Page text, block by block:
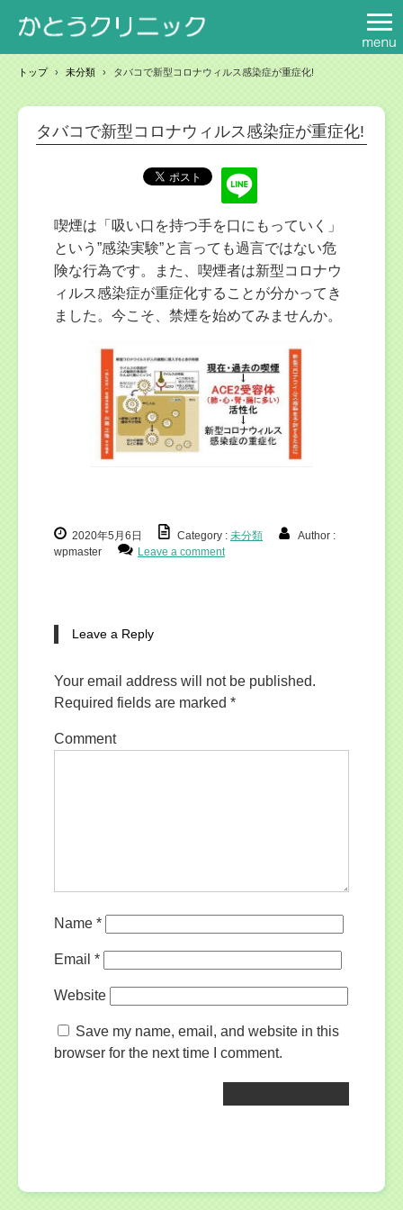
トップ › 未分類 › タバコで新型コロナウィルス感染症が重症化!
タバコで新型コロナウィルス感染症が重症化!
喫煙は「吸い口を持つ手を口にもっていく」
という”感染実験”と言っても過言ではない危
険な行為です。また、喫煙者は新型コロナウ
ィルス感染症が重症化することが分かってき
ました。今こそ、禁煙を始めてみませんか。
2020年5月6日 Category : 未分類
Author :
wpmaster
Leave a comment
Leave a Reply
Your email address will not be published.
Required fields are marked *
Comment
Name *
Email *
Website
Save my name, email, and website in this
browser for the next time I comment.